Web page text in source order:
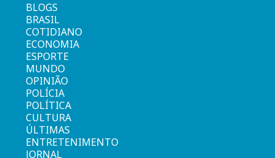
BLOGS
BRASIL
COTIDIANO
ECONOMIA
ESPORTE
MUNDO
OPINIÃO
POLÍCIA
POLÍTICA
CULTURA
ÚLTIMAS
ENTRETENIMENTO
JORNAL